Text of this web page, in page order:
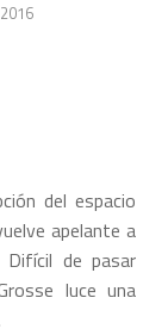
del espacio
apelante a
de pasar
luce una